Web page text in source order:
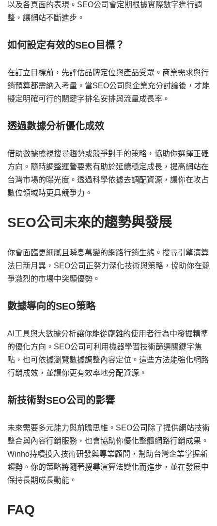
以及各頁面的表現。SEO公司會定期根據實際數字進行調
整，讓網站不斷進步。
如何設定有效的SEO目標？
在訂立目標前，先評估品牌定位與產品受眾。商業需求與行
銷預算都需納入考量。當SEO公司與企業充分討論後，才能
擬定明確可行的關鍵字排名安排與流量成長率。
透過數據分析優化成效
借助數據檢視搜尋趨勢或競爭對手的策略，協助你選擇正確
方向。隨時調整運營要素有助於延續穩定成長，提高網站在
台灣市場的曝光度。透過科學依據去調配資源，讓你在攻占
數位領域時更具競爭力。
SEO公司未來的趨勢與發展
你會面臨更細膩且瞬息萬變的網路行銷生態。搜尋引擎演算
法日新月異，SEO公司正努力深化技術與策略，協助你在競
爭激烈的市場中突顯優勢。
數據導向的SEO策略
AI工具與大數據分析讓你能從龐雜的使用者行為中發掘精準
的優化方向。SEO公司可利用機器學習技術篩選關鍵字焦
點，也可依據瀏覽數據調整內容定位。這些方法能強化網路
行銷成效，並讓你更有效率地分配資源。
新技術對SEO公司的影響
未來需要多元能力與前瞻思維。SEO公司除了提供網站技術
整合與內容行銷服務，也會協助你優化整體網路行銷成果。
Winho持續投入技術研發與專業顧問，幫助台灣企業掌握新
趨勢。你的策略將隨著搜尋演算法變化而進步，並在發展中
保持長期成長動能。
FAQ